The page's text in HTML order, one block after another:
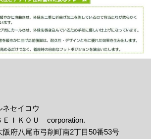
セイコウ
ＥＩＫＯＵ corporation.
阪府八尾市弓削町南2丁目50番53号